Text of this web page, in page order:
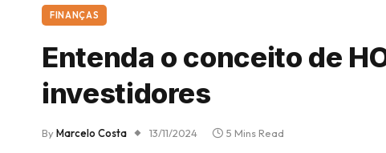
FINANÇAS
Entenda o conceito de
investidores
ByMarcelo Costa 13/11/2024 5 Mins Read